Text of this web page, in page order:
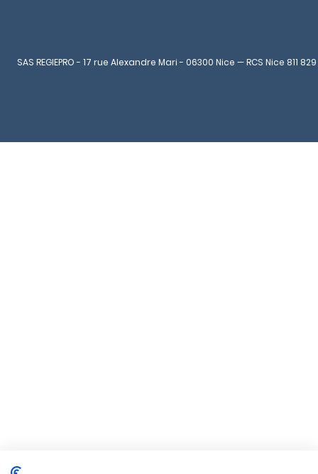
SAS REGIEPRO - 17 rue Alexandre Mari - 06300 Nice — RCS Nice 811